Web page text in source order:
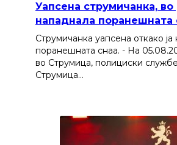
Уапсена струмичанка, во
нападнала поранешната
Струмичанка уапсена откако ја
поранешната снаа. - На
во Струмица, полициски
Струмица…